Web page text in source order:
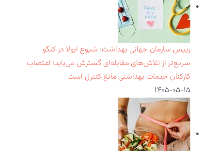
رییس سازمان جهانی بهداشت: شیوع ابولا در کنگو
سریع‌تر از تلاش‌های مقابله‌ای گسترش می‌یابد؛ اعتصاب
کارکنان خدمات بهداشتی مانع کنترل است
۱۴۰۵-۰۵-۱۵